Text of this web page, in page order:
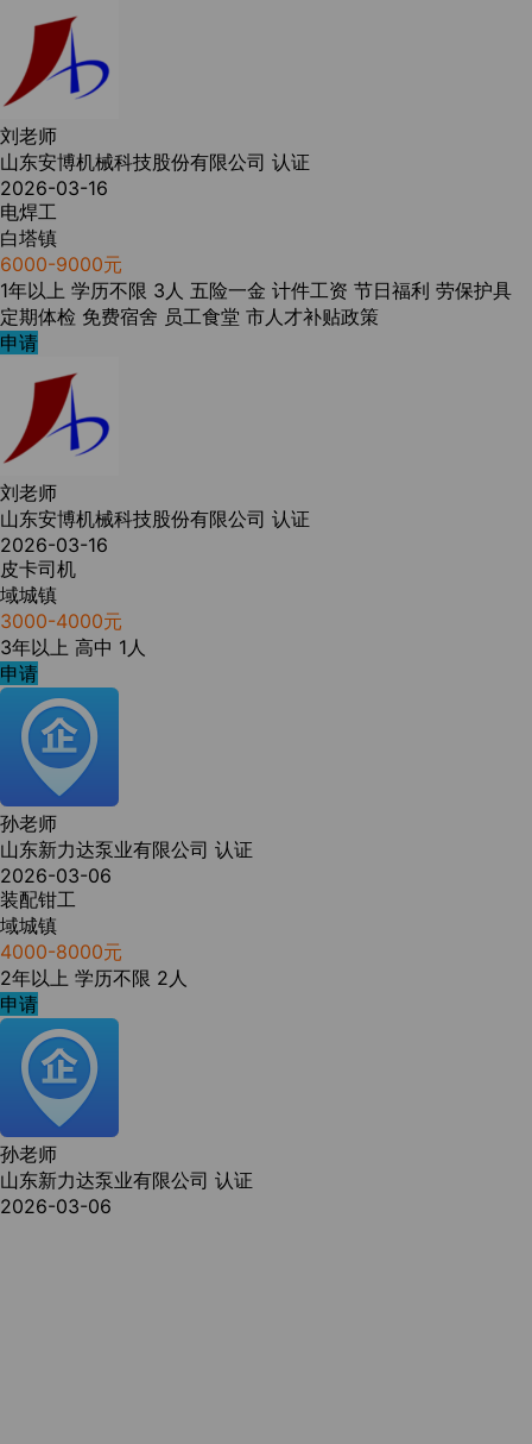
刘老师
山东安博机械科技股份有限公司 认证
2026-03-16
电焊工
白塔镇
6000-9000元
1年以上 学历不限 3人 五险一金 计件工资 节日福利 劳保护具
定期体检 免费宿舍 员工食堂 市人才补贴政策
申请
刘老师
山东安博机械科技股份有限公司 认证
2026-03-16
皮卡司机
域城镇
3000-4000元
3年以上 高中 1人
申请
孙老师
山东新力达泵业有限公司 认证
2026-03-06
装配钳工
域城镇
4000-8000元
2年以上 学历不限 2人
申请
孙老师
山东新力达泵业有限公司 认证
2026-03-06